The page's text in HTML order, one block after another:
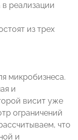
в реализации
из трех
микробизнеса.
и
висит уже
ограничений
что
и